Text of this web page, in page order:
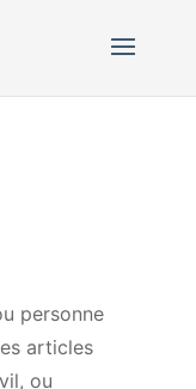
personne
articles
ou